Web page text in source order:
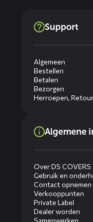
Support
Algemeen
Bestellen
Betalen
Bezorgen
Herroepen,
Algemene
Over DS COVERS
Gebruik en
Contact opnemen
Verkooppunten
Private Label
Dealer worden
Samenwerken